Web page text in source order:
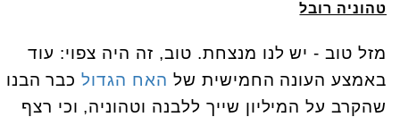
טהוניה רובל
מזל טוב - יש לנו מנצחת. טוב, זה היה צפוי: עוד
באמצע העונה החמישית של האח הגדולכבר הבנו
שהקרב על המיליון שייך ללבנה וטהוניה, וכי רצף